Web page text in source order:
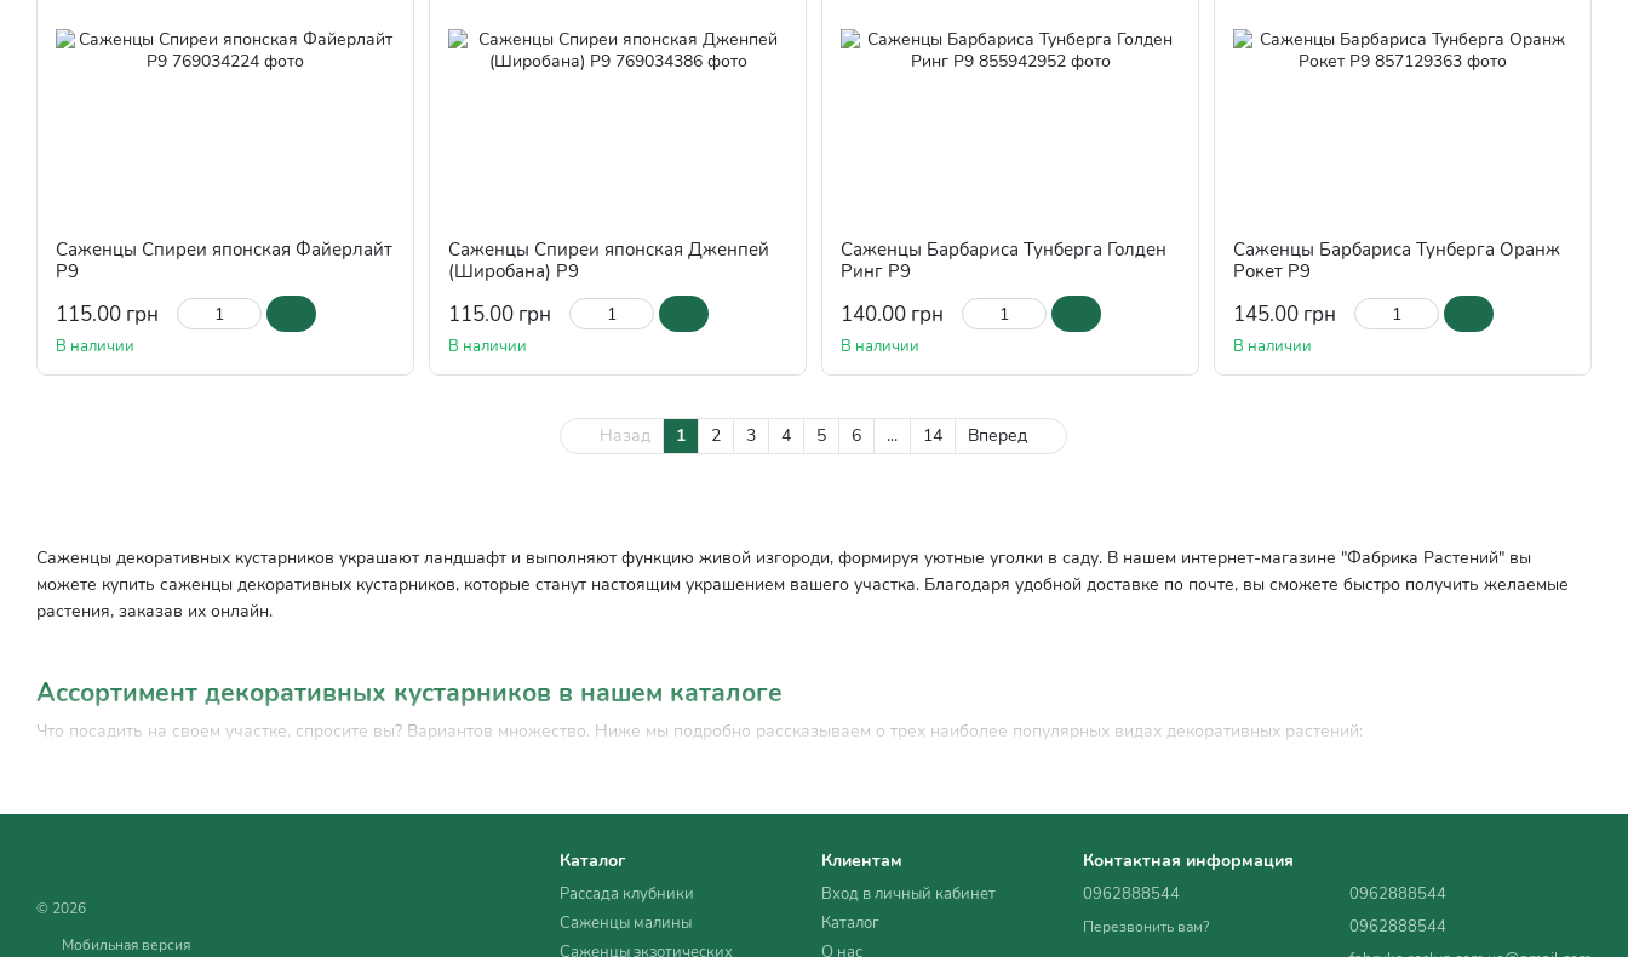
Саженцы декоративных кустарников украшают ландшафт и выполняют функцию живой изгороди, формируя уютные уголки в саду. В нашем интернет-магазине "Фабрика Растений" вы
можете купить саженцы декоративных кустарников, которые станут настоящим украшением вашего участка. Благодаря удобной доставке по почте, вы сможете быстро получить желаемые
растения, заказав их онлайн.
Ассортимент декоративных кустарников в нашем каталоге
Что посадить на своем участке, спросите вы? Вариантов множество. Ниже мы подробно рассказываем о трех наиболее популярных видах декоративных растений:
опылителей, а также может быть использовано в декоративных композициях.
– огромные цветки этого растения создают настоящий праздник в саду. Гортензии могут иметь разные оттенки, в зависимости от pH почвы, что позволяет создать уникальные
цветовые решения. Этот кустарник станет прекрасным акцентом в вашем ландшафте.
Саженцы Спиреи японская Файерлайт
Р9
115.00 грн
В наличии
Саженцы Спиреи японская Дженпей
(Широбана) Р9
115.00 грн
В наличии
Саженцы Барбариса Тунберга Голден
Ринг Р9
140.00 грн
В наличии
Саженцы Барбариса Тунберга Оранж
Рокет Р9
145.00 грн
В наличии
Назад 1 2 3 4 5 6 ... 14 Вперед
© 2026
Мобильная версия
Каталог
Рассада клубники
Саженцы малины
Саженцы экзотических
Клиентам
Вход в личный кабинет
Каталог
О нас
Контактная информация
0962888544
Перезвонить вам?
0962888544
0962888544